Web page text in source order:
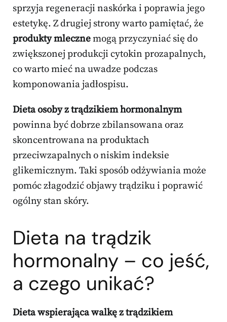
sprzyja regeneracji naskórka i poprawia jego
estetykę. Z drugiej strony warto pamiętać, że
produkty mlecznemogą przyczyniać się do
zwiększonej produkcji cytokin prozapalnych,
co warto mieć na uwadze podczas
komponowania jadłospisu.
Dieta osoby z trądzikiem hormonalnym
powinna być dobrze zbilansowana oraz
skoncentrowana na produktach
przeciwzapalnych o niskim indeksie
glikemicznym. Taki sposób odżywiania może
pomóc złagodzić objawy trądziku i poprawić
ogólny stan skóry.
Dieta na trądzik
hormonalny – co jeść,
a czego unikać?
Dieta wspierająca walkę z trądzikiem